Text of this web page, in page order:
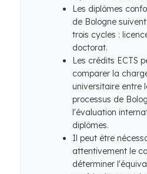
Les diplômes
de Bologne
trois cycles :
doctorat.
Les crédits ECTS
comparer la
universitaire entre
processus de
l'évaluation
diplômes.
Il peut être
attentivement le
déterminer